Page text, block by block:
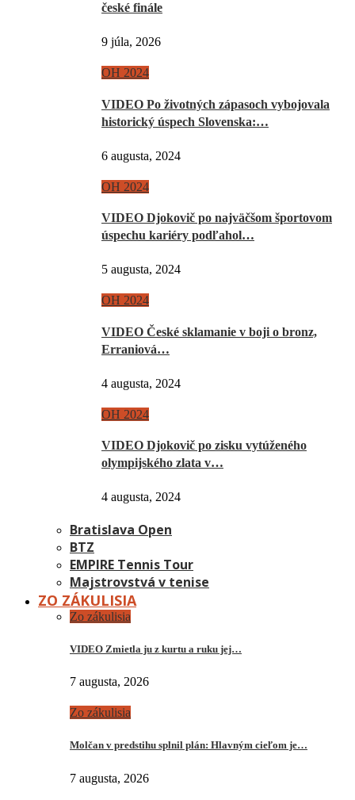
české finále
9 júla, 2026
OH 2024
VIDEO Po životných zápasoch vybojovala
historický úspech Slovenska:…
6 augusta, 2024
OH 2024
VIDEO Djokovič po najväčšom športovom
úspechu kariéry podľahol…
5 augusta, 2024
OH 2024
VIDEO České sklamanie v boji o bronz,
Erraniová…
4 augusta, 2024
OH 2024
VIDEO Djokovič po zisku vytúženého
olympijského zlata v…
4 augusta, 2024
Bratislava Open
BTZ
EMPIRE Tennis Tour
Majstrovstvá v tenise
ZO ZÁKULISIA
Zo zákulisia
VIDEO Zmietla ju z kurtu a ruku jej…
7 augusta, 2026
Zo zákulisia
Molčan v predstihu splnil plán: Hlavným cieľom je…
7 augusta, 2026